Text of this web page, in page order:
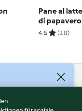
Pane al
di papavero
4.5 (18)